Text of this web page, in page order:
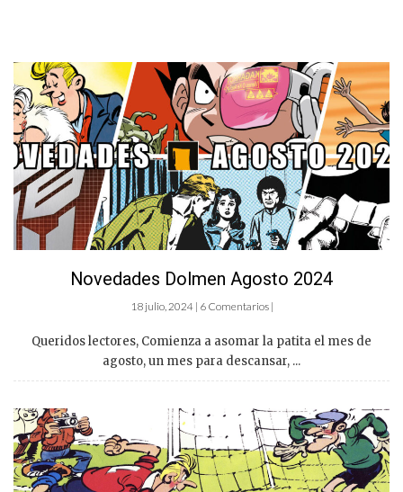
Novedades Dolmen Agosto 2024
18 julio, 2024 | 6 Comentarios |
Queridos lectores, Comienza a asomar la patita el mes de
agosto, un mes para descansar, ...